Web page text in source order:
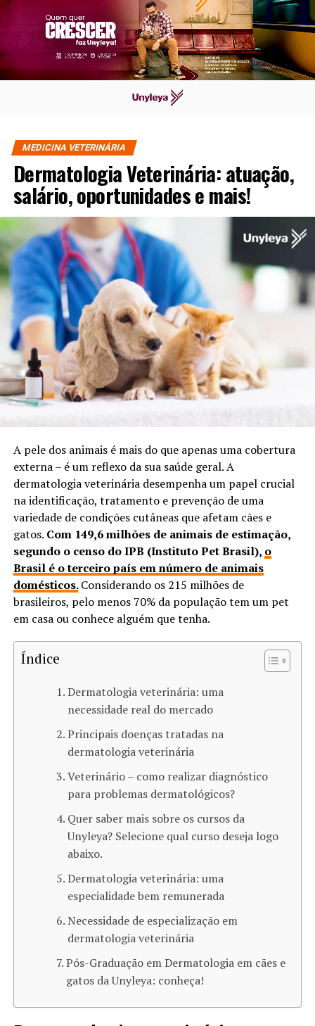
MEDICINA VETERINÁRIA
Dermatologia Veterinária: atuação,
salário, oportunidades e mais!
A pele dos animais é mais do que apenas uma cobertura
externa – é um reflexo da sua saúde geral. A
dermatologia veterinária desempenha um papel crucial
na identificação, tratamento e prevenção de uma
variedade de condições cutâneas que afetam cães e
gatos. Com 149,6 milhões de animais de estimação,
segundo o censo do IPB (Instituto Pet Brasil), o
Brasil é o terceiro país em número de animais
domésticos. Considerando os 215 milhões de
brasileiros, pelo menos 70% da população tem um pet
em casa ou conhece alguém que tenha.
Índice
Dermatologia veterinária: uma
necessidade real do mercado
Principais doenças tratadas na
dermatologia veterinária
Veterinário – como realizar diagnóstico
para problemas dermatológicos?
Quer saber mais sobre os cursos da
Unyleya? Selecione qual curso deseja logo
abaixo.
Dermatologia veterinária: uma
especialidade bem remunerada
Necessidade de especialização em
dermatologia veterinária
Pós-Graduação em Dermatologia em cães e
gatos da Unyleya: conheça!